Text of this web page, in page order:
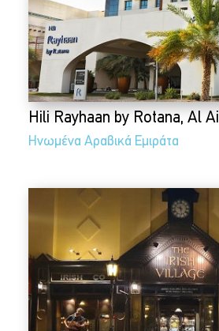
Hili Rayhaan by Rotana, Al
Ηνωμένα Αραβικά Εμιράτα